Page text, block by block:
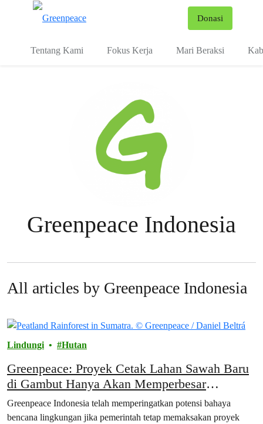
Donasi
Tentang Kami Fokus Kerja Mari Beraksi
Greenpeace Indonesia
All articles by Greenpeace Indonesia
Lindungi Hutan
Greenpeace: Proyek Cetak Lahan Sawah Baru
di Gambut Hanya Akan Memperbesar
Malapetaka Kebakaran Hutan dan Lahan
Greenpeace Indonesia telah memperingatkan potensi bahaya
bencana lingkungan jika pemerintah tetap memaksakan proyek